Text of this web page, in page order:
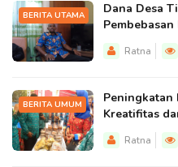
BERITA UTAMA
Dana Desa
Ratna
BERITA UMUM
Peningkatan
Kreatifitas
Ratna